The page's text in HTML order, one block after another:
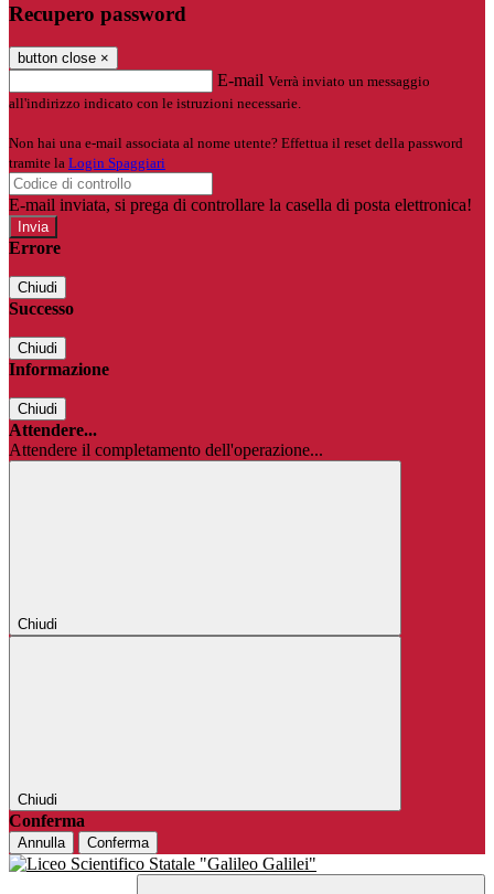
Recupero password
button close ×
E-mail Verrà inviato un messaggio
all'indirizzo indicato con le istruzioni necessarie.
Non hai una e-mail associata al nome utente? Effettua il reset della password
tramite la Login Spaggiari
E-mail inviata, si prega di controllare la casella di posta elettronica!
Errore
Chiudi
Successo
Chiudi
Informazione
Chiudi
Attendere...
Attendere il completamento dell'operazione...
Chiudi
Chiudi
Conferma
Annulla Conferma